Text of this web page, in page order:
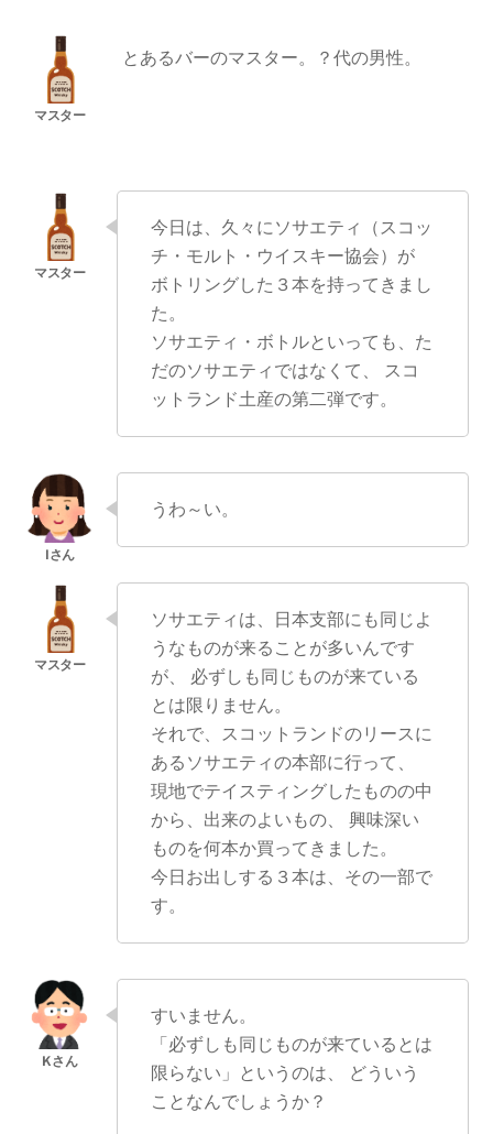
とあるバーのマスター。？代の男性。
今日は、久々にソサエティ（スコッ
チ・モルト・ウイスキー協会）が
ボトリングした３本を持ってきまし
た。
ソサエティ・ボトルといっても、た
だのソサエティではなくて、 スコ
ットランド土産の第二弾です。
うわ～い。
ソサエティは、日本支部にも同じよ
うなものが来ることが多いんです
が、 必ずしも同じものが来ている
とは限りません。
それで、スコットランドのリースに
あるソサエティの本部に行って、
現地でテイスティングしたものの中
から、出来のよいもの、 興味深い
ものを何本か買ってきました。
今日お出しする３本は、その一部で
す。
すいません。
「必ずしも同じものが来ているとは
限らない」というのは、 どういう
ことなんでしょうか？